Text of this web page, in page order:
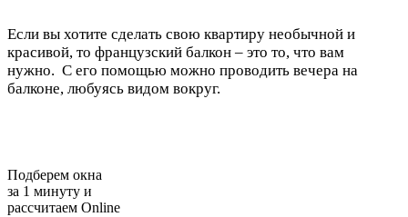
Если вы хотите сделать свою квартиру необычной и
красивой, то французский балкон – это то, что вам
нужно. С его помощью можно проводить вечера на
балконе, любуясь видом вокруг.
Подберем окна
за 1 минуту и
рассчитаем Online